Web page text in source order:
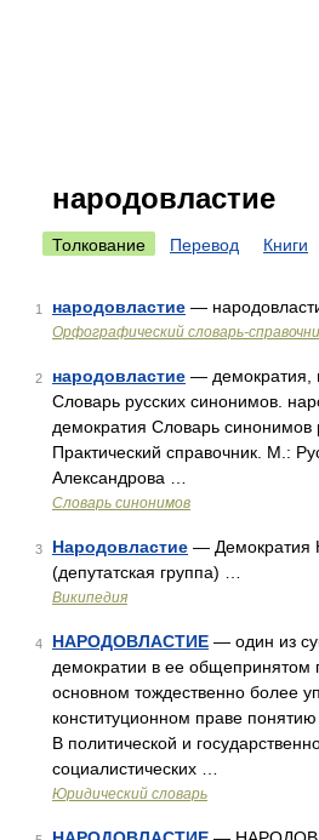
народовластие
Толкование Перевод Книги
1 народовластие —
Орфографический словарь-
2 народовластие — демократия,
Словарь русских синонимов.
демократия Словарь синонимов
Практический справочник. М.:
Александрова …
Словарь синонимов
3 Народовластие — Демократия
(депутатская группа) …
Википедия
4 НАРОДОВЛАСТИЕ — один из
демократии в ее
основном тождественно более
конституционном праве понятию
В политической и
социалистических …
Юридический словарь